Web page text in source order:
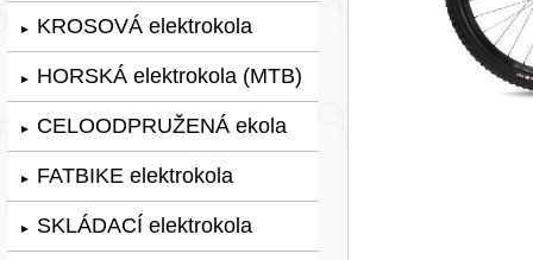
► KROSOVÁ elektrokola
► HORSKÁ elektrokola (MTB)
► CELOODPRUŽENÁ ekola
► FATBIKE elektrokola
► SKLÁDACÍ elektrokola